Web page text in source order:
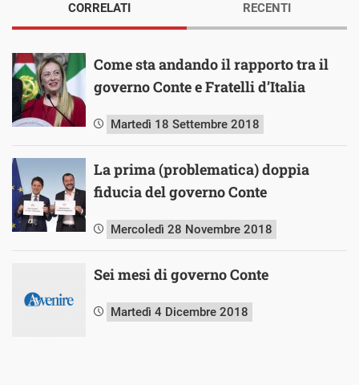
CORRELATI
Come sta andando il rapporto tra il
governo Conte e Fratelli d’Italia
Martedì 18 Settembre 2018
La prima (problematica) doppia
fiducia del governo Conte
Mercoledì 28 Novembre 2018
Sei mesi di governo Conte
Martedì 4 Dicembre 2018
RECENTI